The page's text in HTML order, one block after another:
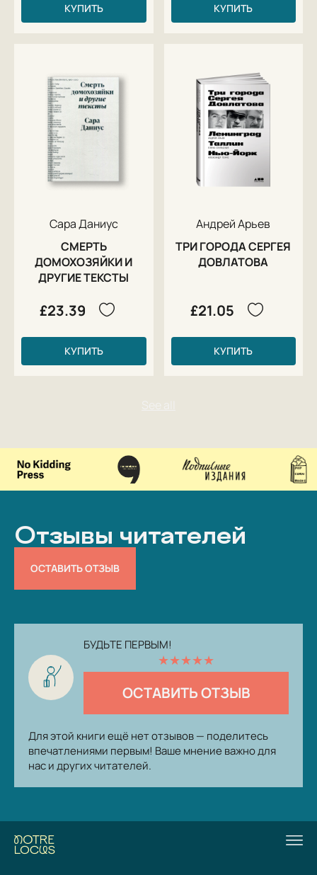
КУПИТЬ КУПИТЬ
Сара Даниус
СМЕРТЬ
ДОМОХОЗЯЙКИ И
ДРУГИЕ ТЕКСТЫ
£23.39
КУПИТЬ
Андрей Арьев
ТРИ ГОРОДА СЕРГЕЯ
ДОВЛАТОВА
£21.05
КУПИТЬ
Отзывы читателей
ОСТАВИТЬ ОТЗЫВ
БУДЬТЕ ПЕРВЫМ!
★★★★★
ОСТАВИТЬ ОТЗЫВ
Для этой книги ещё нет отзывов — поделитесь
впечатлениями первым! Ваше мнение важно для
нас и других читателей.